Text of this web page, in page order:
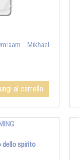
Mikhaël
al carrello
dello spirito